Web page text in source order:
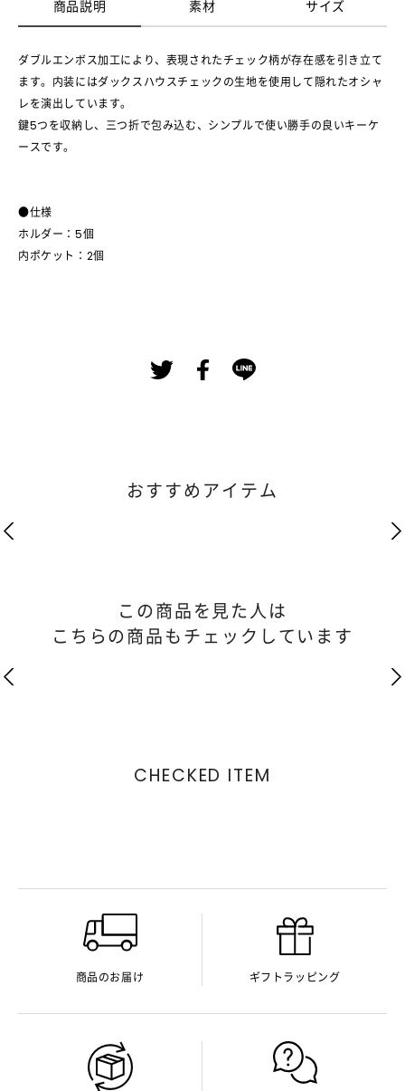
商品説明 素材 サイズ
ダブルエンボス加工により、表現されたチェック柄が存在感を引き立て
ます。内装にはダックスハウスチェックの生地を使用して隠れたオシャ
レを演出しています。
鍵5つを収納し、三つ折で包み込む、シンプルで使い勝手の良いキーケ
ースです。
●仕様
ホルダー：5個
内ポケット：2個
おすすめアイテム
この商品を見た人は
こちらの商品もチェックしています
CHECKED ITEM
商品のお届け ギフトラッピング